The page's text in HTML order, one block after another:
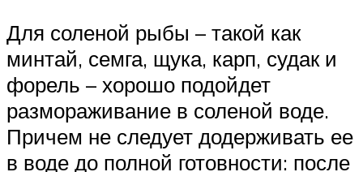
Для соленой рыбы – такой как
минтай, семга, щука, карп, судак и
форель – хорошо подойдет
размораживание в соленой воде.
Причем не следует додерживать ее
в воде до полной готовности: после